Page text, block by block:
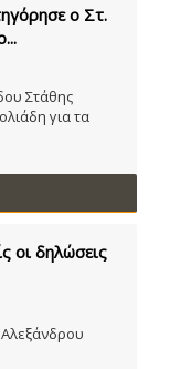
ο Στ.
Στάθης
για τα
οι δηλώσεις
Αλεξάνδρου